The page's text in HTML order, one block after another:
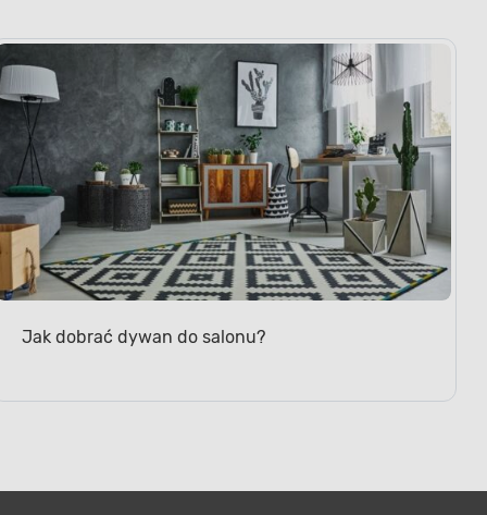
Jak dobrać dywan do salonu?